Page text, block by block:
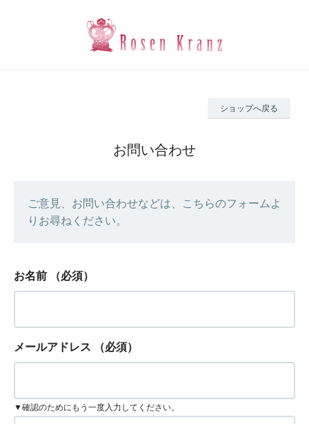
ショップへ戻る
お問い合わせ
ご意見、お問い合わせなどは、こちらのフォームよ
りお尋ねください。
お名前 （必須）
メールアドレス （必須）
▼確認のためにもう一度入力してください。